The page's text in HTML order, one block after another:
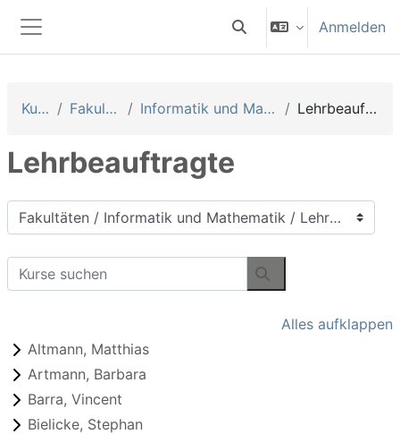
Website-Übersicht
Sucheingabe umschalten
Anmelden
Kurse Fakultäten Informatik und Mathematik Lehrbeauftragte
Lehrbeauftragte
Kursbereiche
Kurse suchen
Kurse suchen
Alles aufklappen
Altmann, Matthias
Artmann, Barbara
Barra, Vincent
Bielicke, Stephan